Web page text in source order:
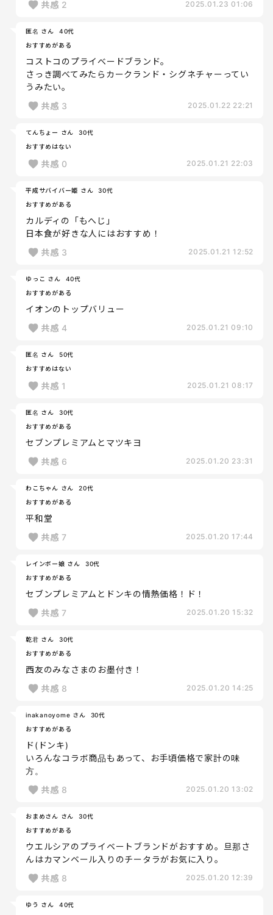
共感 2 2025.01.23 01:06
匿名 さん
40代
おすすめがある
コストコのプライべードブランド。
さっき調べてみたらカークランド・シグネチャーってい
うみたい。
共感 3 2025.01.22 22:21
てんちょー さん
30代
おすすめはない
共感 0 2025.01.21 22:03
平成サバイバー姫 さん
30代
おすすめがある
カルディの「もへじ」
日本食が好きな人にはおすすめ！
共感 3 2025.01.21 12:52
ゆっこ さん
40代
おすすめがある
イオンのトップバリュー
共感 4 2025.01.21 09:10
匿名 さん
50代
おすすめはない
共感 1 2025.01.21 08:17
匿名 さん
30代
おすすめがある
セブンプレミアムとマツキヨ
共感 6 2025.01.20 23:31
わこちゃん さん
20代
おすすめがある
平和堂
共感 7 2025.01.20 17:44
レインボー娘 さん
30代
おすすめがある
セブンプレミアムとドンキの情熱価格！ド！
共感 7 2025.01.20 15:32
乾君 さん
30代
おすすめがある
西友のみなさまのお墨付き！
共感 8 2025.01.20 14:25
inakanoyome さん
30代
おすすめがある
ド(ドンキ)
いろんなコラボ商品もあって、お手頃価格で家計の味
方。
共感 8 2025.01.20 13:02
おまめさん さん
30代
おすすめがある
ウエルシアのプライベートブランドがおすすめ。旦那さ
んはカマンベール入りのチータラがお気に入り。
共感 8 2025.01.20 12:39
ゆう さん
40代